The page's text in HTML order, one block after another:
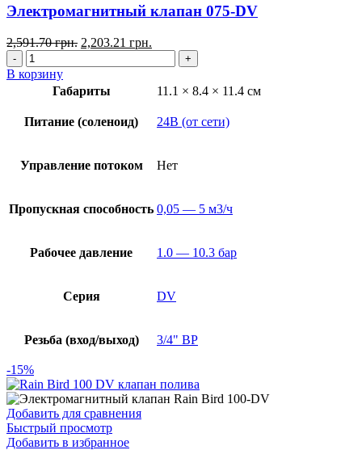
Электромагнитный клапан 075-DV
2,591.70грн. 2,203.21 грн.
В корзину
Габариты
11.1 × 8.4 × 11.4 см
Питание (соленоид) 24В (от сети)
Управление потоком Нет
Пропускная способность 0,05 — 5 м3/ч
Рабочее давление 1.0 — 10.3 бар
Серия DV
Резьба (вход/выход) 3/4" ВР
-15%
Добавить для сравнения
Быстрый просмотр
Добавить в избранное